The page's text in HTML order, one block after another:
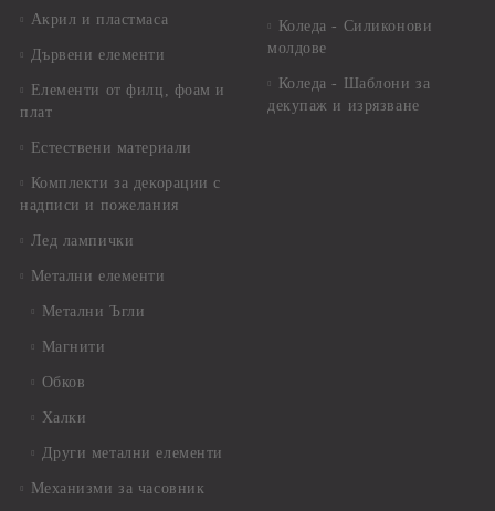
Акрил и пластмаса
Дървени елементи
Елементи от филц, фоам и
плат
Естествени материали
Комплекти за декорации с
надписи и пожелания
Лед лампички
Метални елементи
Метални Ъгли
Магнити
Обков
Халки
Други метални елементи
Механизми за часовник
Коледа - Силиконови
молдове
Коледа - Шаблони за
декупаж и изрязване